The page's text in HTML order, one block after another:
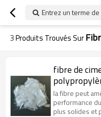
Entrez un terme
3Produits Trouvés Sur
fibre de
la fibre peut
performance
plus solides et